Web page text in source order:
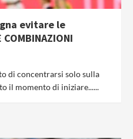
evitare le
di concentrarsi solo sulla
il momento di iniziare......